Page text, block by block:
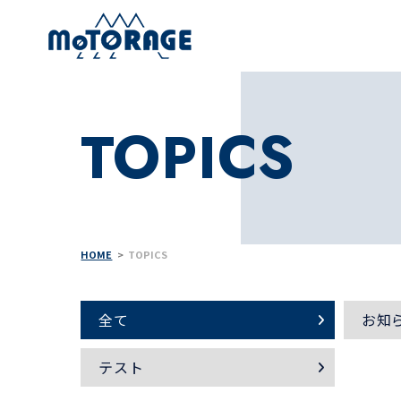
TOPICS
HOME TOPICS
全て お知
テスト